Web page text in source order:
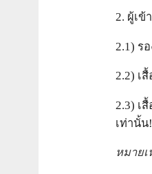
2. ผู้เข้
2.1) ร
2.2) เสื้
2.3) เ
เท่านั้น
หมาย